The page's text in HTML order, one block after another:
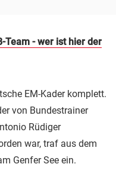
Team - wer ist hier der
EM-Kader komplett.
von Bundestrainer
Rüdiger
war, traf aus dem
Genfer See ein.